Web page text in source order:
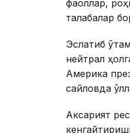
фаоллар,
талабалар
Эслатиб
нейтрал
Америка
сайловда
Аксарият